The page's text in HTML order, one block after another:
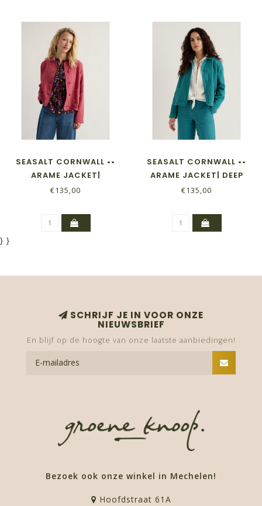
SEASALT CORNWALL ••
ARAME JACKET|
ECHINACEA
€135,00
SEASALT CORNWALL ••
ARAME JACKET| DEEP
DIVE
€135,00
} }
SCHRIJF JE IN VOOR ONZE
NIEUWSBRIEF
En blijf op de hoogte van onze laatste aanbiedingen!
Bezoek ook onze winkel in Mechelen!
Hoofdstraat 61A